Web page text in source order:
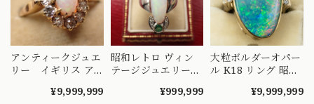
アンティークジュエ
リー イギリス ア
エッジ技法 クラス
¥9,999,999
昭和レトロ ヴィン
テージジュエリー
縦長フォルム リン
¥999,999
大粒ボルダーオパー
ル K18 リング 昭和
ジ オーバルカボシ
¥9,999,999